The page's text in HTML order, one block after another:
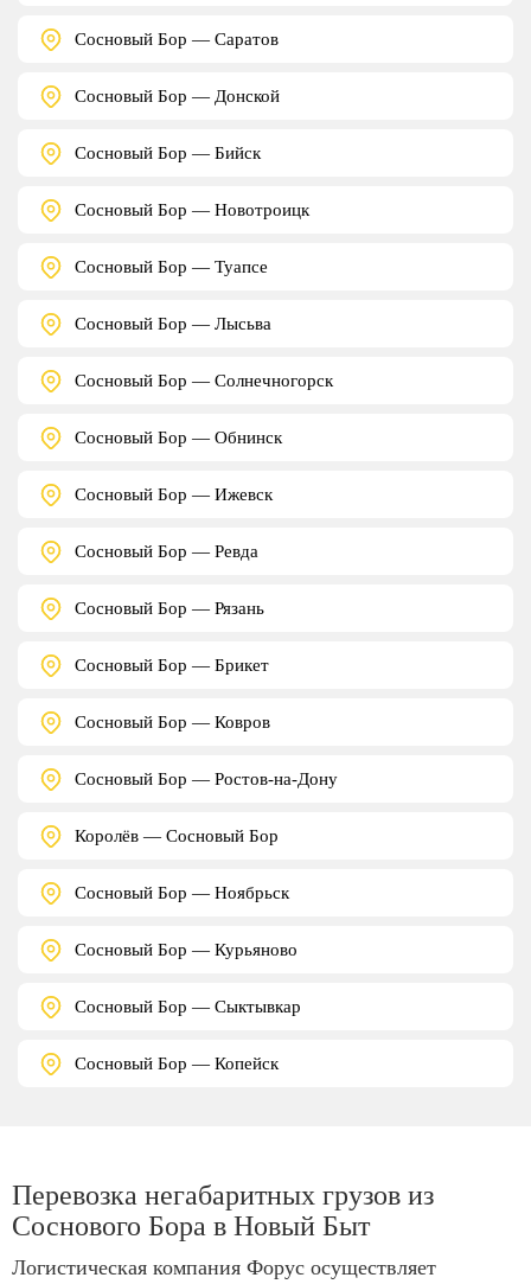
Сосновый Бор — Саратов
Сосновый Бор — Донской
Сосновый Бор — Бийск
Сосновый Бор — Новотроицк
Сосновый Бор — Туапсе
Сосновый Бор — Лысьва
Сосновый Бор — Солнечногорск
Сосновый Бор — Обнинск
Сосновый Бор — Ижевск
Сосновый Бор — Ревда
Сосновый Бор — Рязань
Сосновый Бор — Брикет
Сосновый Бор — Ковров
Сосновый Бор — Ростов-на-Дону
Королёв — Сосновый Бор
Сосновый Бор — Ноябрьск
Сосновый Бор — Курьяново
Сосновый Бор — Сыктывкар
Сосновый Бор — Копейск
Перевозка негабаритных грузов из
Соснового Бора в Новый Быт
Логистическая компания Форус осуществляет